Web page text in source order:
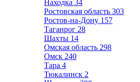
Находка 34
Ростовская область 303
Ростов-на-Дону 157
Таганрог 28
Шахты 14
Омская область 298
Омск 240
Тара 4
Тюкалинск 2